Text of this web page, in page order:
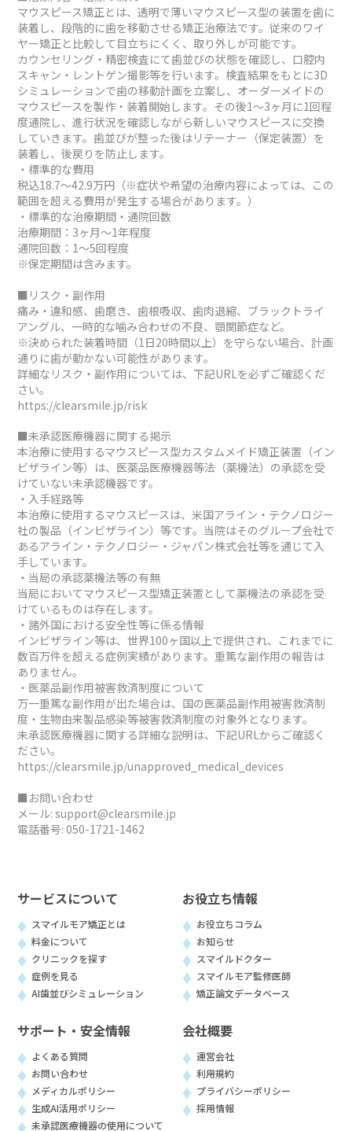
マウスピース矯正とは、透明で薄いマウスピース型の装置を歯に
装着し、段階的に歯を移動させる矯正治療法です。従来のワイ
ヤー矯正と比較して目立ちにくく、取り外しが可能です。
カウンセリング・精密検査にて歯並びの状態を確認し、口腔内
スキャン・レントゲン撮影等を行います。検査結果をもとに3D
シミュレーションで歯の移動計画を立案し、オーダーメイドの
マウスピースを製作・装着開始します。その後1～3ヶ月に1回程
度通院し、進行状況を確認しながら新しいマウスピースに交換
していきます。歯並びが整った後はリテーナー（保定装置）を
装着し、後戻りを防止します。
・標準的な費用
税込18.7～42.9万円（※症状や希望の治療内容によっては、この
範囲を超える費用が発生する場合があります。）
・標準的な治療期間・通院回数
治療期間：3ヶ月～1年程度
通院回数：1～5回程度
※保定期間は含みます。
■リスク・副作用
痛み・違和感、歯磨き、歯根吸収、歯肉退縮、ブラックトライ
アングル、一時的な噛み合わせの不良、顎関節症など。
※決められた装着時間（1日20時間以上）を守らない場合、計画
通りに歯が動かない可能性があります。
詳細なリスク・副作用については、下記URLを必ずご確認くだ
さい。
https://clearsmile.jp/risk
■未承認医療機器に関する掲示
本治療に使用するマウスピース型カスタムメイド矯正装置（イン
ビザライン等）は、医薬品医療機器等法（薬機法）の承認を受
けていない未承認機器です。
・入手経路等
本治療に使用するマウスピースは、米国アライン・テクノロジー
社の製品（インビザライン）等です。当院はそのグループ会社で
あるアライン・テクノロジー・ジャパン株式会社等を通じて入
手しています。
・当局の承認薬機法等の有無
当局においてマウスピース型矯正装置として薬機法の承認を受
けているものは存在します。
・諸外国における安全性等に係る情報
インビザライン等は、世界100ヶ国以上で提供され、これまでに
数百万件を超える症例実績があります。重篤な副作用の報告は
ありません。
・医薬品副作用被害救済制度について
万一重篤な副作用が出た場合は、国の医薬品副作用被害救済制
度・生物由来製品感染等被害救済制度の対象外となります。
未承認医療機器に関する詳細な説明は、下記URLからご確認く
ださい。
https://clearsmile.jp/unapproved_medical_devices
■お問い合わせ
メール: support@clearsmile.jp
電話番号: 050-1721-1462
サービスについて
スマイルモア矯正とは
料金について
クリニックを探す
症例を見る
AI歯並びシミュレーション
お役立ち情報
お役立ちコラム
お知らせ
スマイルドクター
スマイルモア監修医師
矯正論文データベース
サポート・安全情報
よくある質問
お問い合わせ
メディカルポリシー
生成AI活用ポリシー
未承認医療機器の使用について
会社概要
運営会社
利用規約
プライバシーポリシー
採用情報